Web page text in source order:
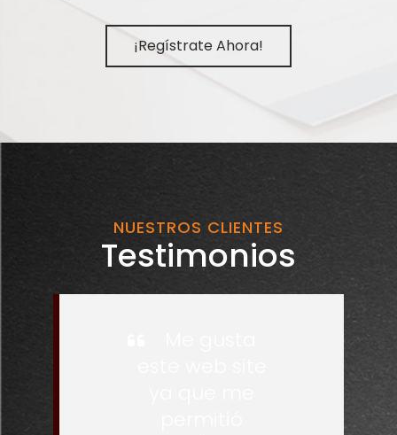
¡Regístrate Ahora!
NUESTROS CLIENTES
Testimonios